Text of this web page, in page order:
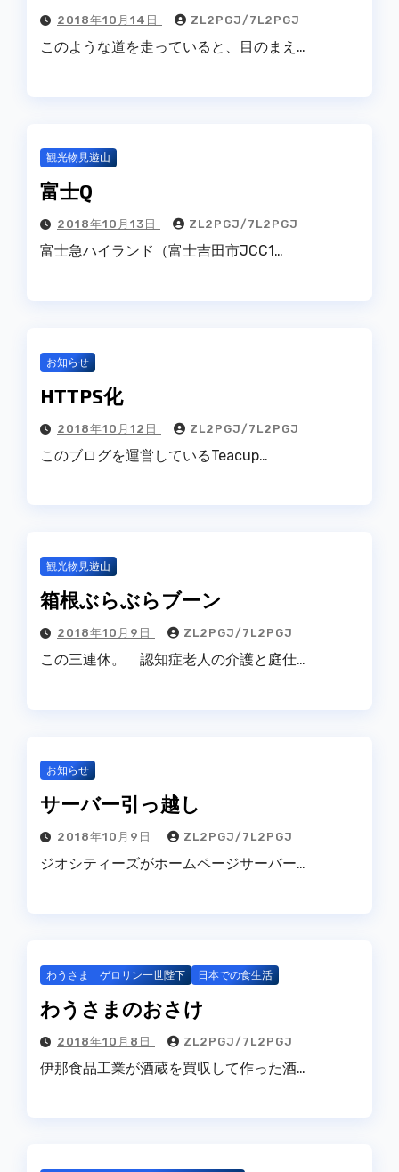
2018年10月14日 ZL2PGJ/7L2PGJ
このような道を走っていると、目のまえ…
観光物見遊山
富士Q
2018年10月13日 ZL2PGJ/7L2PGJ
富士急ハイランド（富士吉田市JCC1…
お知らせ
HTTPS化
2018年10月12日 ZL2PGJ/7L2PGJ
このブログを運営しているTeacup…
観光物見遊山
箱根ぶらぶらブーン
2018年10月9日 ZL2PGJ/7L2PGJ
この三連休。 認知症老人の介護と庭仕…
お知らせ
サーバー引っ越し
2018年10月9日 ZL2PGJ/7L2PGJ
ジオシティーズがホームページサーバー…
わうさま ゲロリン一世陛下 日本での食生活
わうさまのおさけ
2018年10月8日 ZL2PGJ/7L2PGJ
伊那食品工業が酒蔵を買収して作った酒…